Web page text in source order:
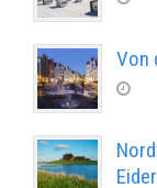
Von